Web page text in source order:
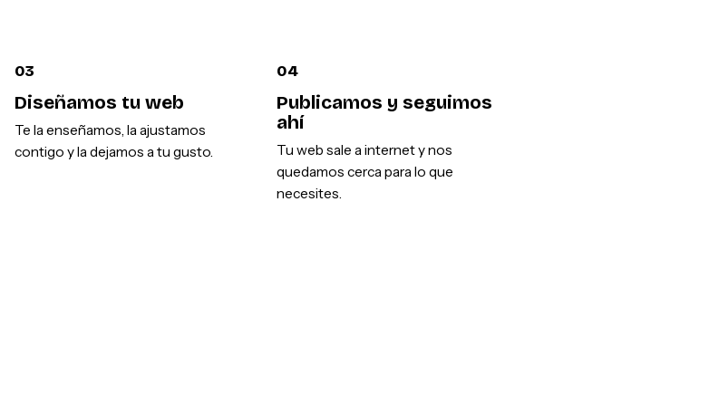
03
Diseñamos tu web
Te la enseñamos, la ajustamos
contigo y la dejamos a tu gusto.
04
Publicamos y seguimos
ahí
Tu web sale a internet y nos
quedamos cerca para lo que
necesites.